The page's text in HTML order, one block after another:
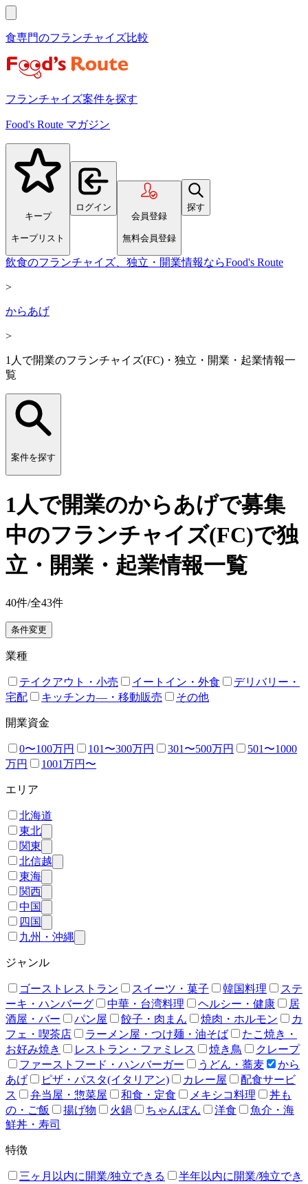
食専門のフランチャイズ比較
フランチャイズ案件を探す
Food's Route マガジン
キープ
キープリスト
ログイン
会員登録
無料会員登録
探す
飲食のフランチャイズ、独立・開業情報ならFood's Route
>
からあげ
>
1人で開業のフランチャイズ(FC)・独立・開業・起業情報一
覧
案件を探す
1人で開業のからあげで募集
中のフランチャイズ(FC)で独
立・開業・起業情報一覧
40件/全43件
条件変更
業種
テイクアウト・小売 イートイン・外食
デリバリー・
宅配
キッチンカ―・移動販売 その他
開業資金
0〜100万円 101〜300万円 301〜500万円
501〜1000
万円
1001万円〜
エリア
北海道
東北
関東
北信越
東海
関西
中国
四国
九州・沖縄
ジャンル
ゴーストレストラン スイーツ・菓子 韓国料理
ステ
ーキ・ハンバーグ
中華・台湾料理 ヘルシー・健康
居
酒屋・バー
パン屋 餃子・肉まん 焼肉・ホルモン
カ
フェ・喫茶店
ラーメン屋・つけ麺・油そば
たこ焼き・
お好み焼き
レストラン・ファミレス 焼き鳥
クレープ
ファーストフード・ハンバーガー
うどん・蕎麦
から
あげ
ピザ・パスタ(イタリアン) カレー屋
配食サービ
ス
弁当屋・惣菜屋 和食・定食 メキシコ料理
丼も
の・ご飯
揚げ物 火鍋 ちゃんぽん 洋食
魚介・海
鮮丼・寿司
特徴
三ヶ月以内に開業/独立できる
半年以内に開業/独立でき